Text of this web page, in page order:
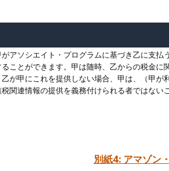
アソシエイト・プログラムに基づき乙に支
ることができます。甲は随時、乙からの税金
乙が甲にこれを提供しない場合、甲は、（甲
関連情報の提供を義務付けられる者ではな
別紙4: アマゾン